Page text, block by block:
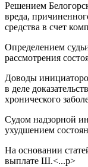
Решением
вреда,
средства в счет
Определением
рассмотрения
Доводы
в деле
хронического
Судом надзорной
ухудшением
На основании
выплате Ш.<...p>